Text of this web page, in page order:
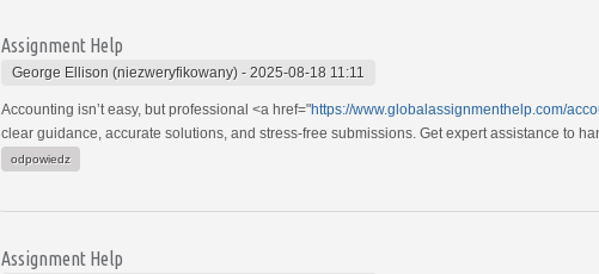
Assignment Help
George Ellison (niezweryfikowany) - 2025-08-18 11:11
Accounting isn’t easy, but professional <a href="https://www.globalassignmenthelp.com/
clear guidance, accurate solutions, and stress-free submissions. Get expert assistance to
odpowiedz
Assignment Help